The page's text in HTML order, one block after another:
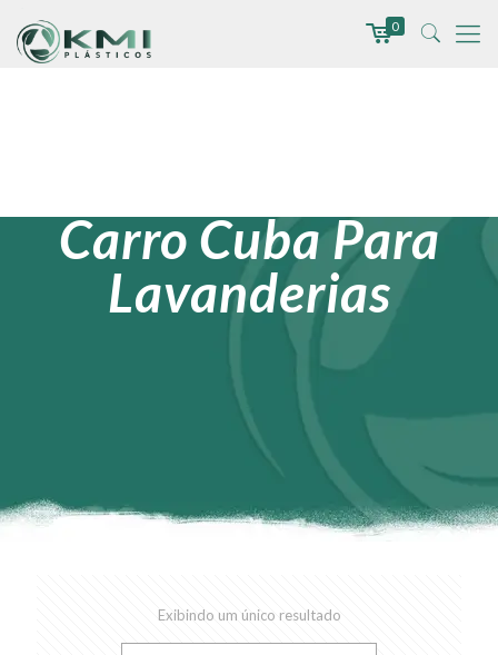
0
Carro Cuba Para
Lavanderias
Exibindo um único resultado